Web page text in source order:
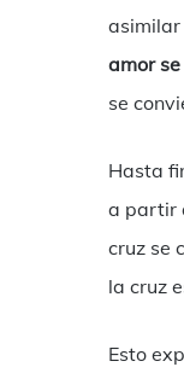
asimilar
amor
se
Hasta
a partir
cruz se
la cruz
Esto